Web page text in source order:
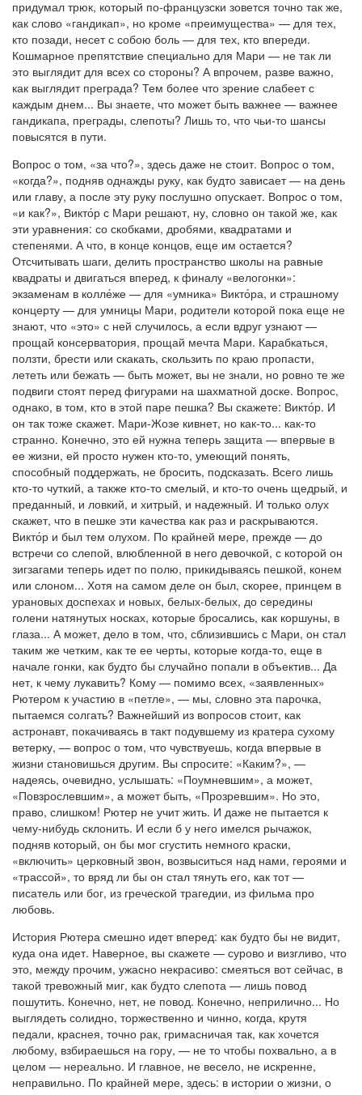
придумал трюк, который по-французски зовется точно так же,
как слово «гандикап», но кроме «преимущества» — для тех,
кто позади, несет с собою боль — для тех, кто впереди.
Кошмарное препятствие специально для Мари — не так ли
это выглядит для всех со стороны? А впрочем, разве важно,
как выглядит преграда? Тем более что зрение слабеет с
каждым днем... Вы знаете, что может быть важнее — важнее
гандикапа, преграды, слепоты? Лишь то, что чьи-то шансы
повысятся в пути.
Вопрос о том, «за что?», здесь даже не стоит. Вопрос о том,
«когда?», подняв однажды руку, как будто зависает — на день
или главу, а после эту руку послушно опускает. Вопрос о том,
«и как?», Викто́р с Мари решают, ну, словно он такой же, как
эти уравнения: со скобками, дробями, квадратами и
степенями. А что, в конце концов, еще им остается?
Отсчитывать шаги, делить пространство школы на равные
квадраты и двигаться вперед, к финалу «велогонки»:
экзаменам в колле́же — для «умника» Викто́ра, и страшному
концерту — для умницы Мари, родители которой пока еще не
знают, что «это» с ней случилось, а если вдруг узнают —
прощай консерватория, прощай мечта Мари. Карабкаться,
ползти, брести или скакать, скользить по краю пропасти,
лететь или бежать — быть может, вы не знали, но ровно те же
подвиги стоят перед фигурами на шахматной доске. Вопрос,
однако, в том, кто в этой паре пешка? Вы скажете: Викто́р. И
он так тоже скажет. Мари-Жозе кивнет, но как-то... как-то
странно. Конечно, это ей нужна теперь защита — впервые в
ее жизни, ей просто нужен кто-то, умеющий понять,
способный поддержать, не бросить, подсказать. Всего лишь
кто-то чуткий, а также кто-то смелый, и кто-то очень щедрый, и
преданный, и ловкий, и хитрый, и надежный. И только олух
скажет, что в пешке эти качества как раз и раскрываются.
Викто́р и был тем олухом. По крайней мере, прежде — до
встречи со слепой, влюбленной в него девочкой, с которой он
зигзагами теперь идет по полю, прикидываясь пешкой, конем
или слоном... Хотя на самом деле он был, скорее, принцем в
урановых доспехах и новых, белых-белых, до середины
голени натянутых носках, которые бросались, как коршуны, в
глаза... А может, дело в том, что, сблизившись с Мари, он стал
таким же четким, как те ее черты, которые когда-то, еще в
начале гонки, как будто бы случайно попали в объектив... Да
нет, к чему лукавить? Кому — помимо всех, «заявленных»
Рютером к участию в «петле», — мы, словно эта парочка,
пытаемся солгать? Важнейший из вопросов стоит, как
астронавт, покачиваясь в такт подувшему из кратера сухому
ветерку, — вопрос о том, что чувствуешь, когда впервые в
жизни становишься другим. Вы спросите: «Каким?», —
надеясь, очевидно, услышать: «Поумневшим», а может,
«Повзрослевшим», а может быть, «Прозревшим». Но это,
право, слишком! Рютер не учит жить. И даже не пытается к
чему-нибудь склонить. И если б у него имелся рычажок,
подняв который, он бы мог сгустить немного краски,
«включить» церковный звон, возвыситься над нами, героями и
«трассой», то вряд ли бы он стал тянуть его, как тот —
писатель или бог, из греческой трагедии, из фильма про
любовь.
История Рютера смешно идет вперед: как будто бы не видит,
куда она идет. Наверное, вы скажете — сурово и визгливо, что
это, между прочим, ужасно некрасиво: смеяться вот сейчас, в
такой тревожный миг, как будто слепота — лишь повод
пошутить. Конечно, нет, не повод. Конечно, неприлично... Но
выглядеть солидно, торжественно и чинно, когда, крутя
педали, краснея, точно рак, гримасничая так, как хочется
любому, взбираешься на гору, — не то чтобы похвально, а в
целом — нереально. И главное, не весело, не искренне,
неправильно. По крайней мере, здесь: в истории о жизни, о